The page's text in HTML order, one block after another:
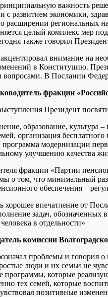
важность
с развитием экономики,
региональных
целый комплекс мер
также говорил
акцентировал внимание на
в Конституцию.
вопросами. В Послании
фракции
Президент
образование,
организация
модернизации
улучшению качества
фракции «Партии
о том, что минимальный
обеспечения –
хорошее впечатление от
задач, обозначенных
в отдельности»
комиссии
проблемы и говорил
люди и их семьи не
программы, которые
тех семей, которые
позитивные